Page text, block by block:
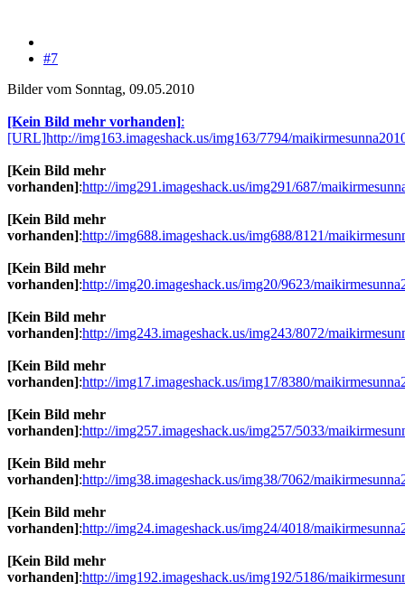
#7
Bilder vom Sonntag, 09.05.2010
[Kein Bild mehr vorhanden]:
[URL]http://img163.imageshack.us/img163/7794/
[Kein Bild mehr
vorhanden]:http://img291.imageshack.us/img291/687/
[Kein Bild mehr
vorhanden]:http://img688.imageshack.us/img688/8121/
[Kein Bild mehr
vorhanden]:http://img20.imageshack.us/img20/9623/
[Kein Bild mehr
vorhanden]:http://img243.imageshack.us/img243/8072/
[Kein Bild mehr
vorhanden]:http://img17.imageshack.us/img17/8380/
[Kein Bild mehr
vorhanden]:http://img257.imageshack.us/img257/5033/
[Kein Bild mehr
vorhanden]:http://img38.imageshack.us/img38/7062/
[Kein Bild mehr
vorhanden]:http://img24.imageshack.us/img24/4018/
[Kein Bild mehr
vorhanden]:http://img192.imageshack.us/img192/5186/